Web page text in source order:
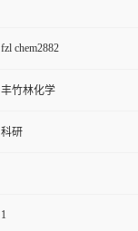
fzl chem2882
丰竹林化学
科研
1